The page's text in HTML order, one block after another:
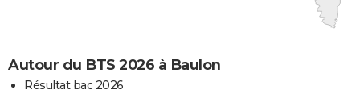
Autour du BTS 2026 à Baulon
Résultat bac 2026